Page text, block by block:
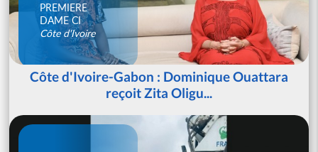
PREMIERE
DAME CI
Côte d'Ivoire
Côte d'Ivoire-Gabon : Dominique Ouattara
reçoit Zita Oligu...